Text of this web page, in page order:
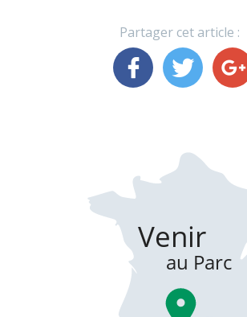
Partager cet article :